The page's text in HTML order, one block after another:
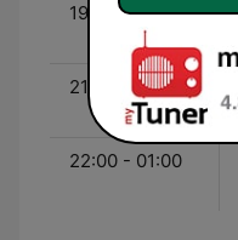
19:00 - 21:00
21:00 - 22:00
22:00 - 01:00